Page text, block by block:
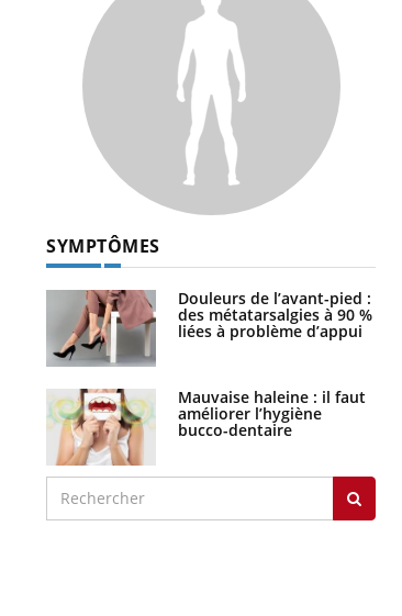
SYMPTÔMES
Douleurs de l’avant-pied :
des métatarsalgies à 90 %
liées à problème d’appui
Mauvaise haleine : il faut
améliorer l’hygiène
bucco-dentaire